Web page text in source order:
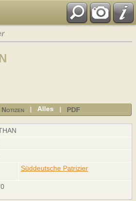
Notizen |Alles PDF
Süddeutsche Patrizier